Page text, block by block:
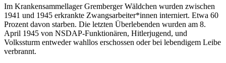
Im Krankensammellager Gremberger Wäldchen wurden zwischen
1941 und 1945 erkrankte Zwangsarbeiter*innen interniert. Etwa 60
Prozent davon starben. Die letzten Überlebenden wurden am 8.
April 1945 von NSDAP-Funktionären, Hitlerjugend, und
Volkssturm entweder wahllos erschossen oder bei lebendigem Leibe
verbrannt.